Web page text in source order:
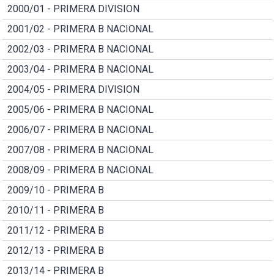
2000/01 - PRIMERA DIVISION
2001/02 - PRIMERA B NACIONAL
2002/03 - PRIMERA B NACIONAL
2003/04 - PRIMERA B NACIONAL
2004/05 - PRIMERA DIVISION
2005/06 - PRIMERA B NACIONAL
2006/07 - PRIMERA B NACIONAL
2007/08 - PRIMERA B NACIONAL
2008/09 - PRIMERA B NACIONAL
2009/10 - PRIMERA B
2010/11 - PRIMERA B
2011/12 - PRIMERA B
2012/13 - PRIMERA B
2013/14 - PRIMERA B